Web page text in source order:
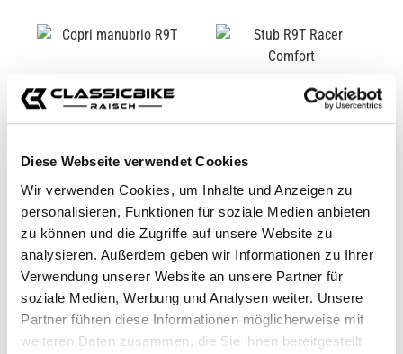
Diese Webseite verwendet Cookies
Wir verwenden Cookies, um Inhalte und Anzeigen zu
personalisieren, Funktionen für soziale Medien anbieten
zu können und die Zugriffe auf unsere Website zu
analysieren. Außerdem geben wir Informationen zu Ihrer
Verwendung unserer Website an unsere Partner für
soziale Medien, Werbung und Analysen weiter. Unsere
Partner führen diese Informationen möglicherweise mit
weiteren Daten zusammen, die Sie ihnen bereitgestellt
COPRI MANUBRIO R9T
44,95 €*
STUB R9T RACER
COMFORT
CB11479
509,00 €*